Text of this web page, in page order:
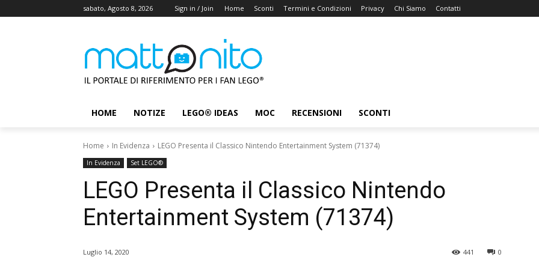
sabato, Agosto 8, 2026 Sign in / Join Home Sconti Termini e Condizioni Privacy Chi Siamo Contatti
HOME NOTIZE LEGO® IDEAS MOC RECENSIONI SCONTI
Home In Evidenza LEGO Presenta il Classico Nintendo Entertainment System (71374)
In Evidenza Set LEGO®
LEGO Presenta il Classico Nintendo
Entertainment System (71374)
Luglio 14, 2020 0
441